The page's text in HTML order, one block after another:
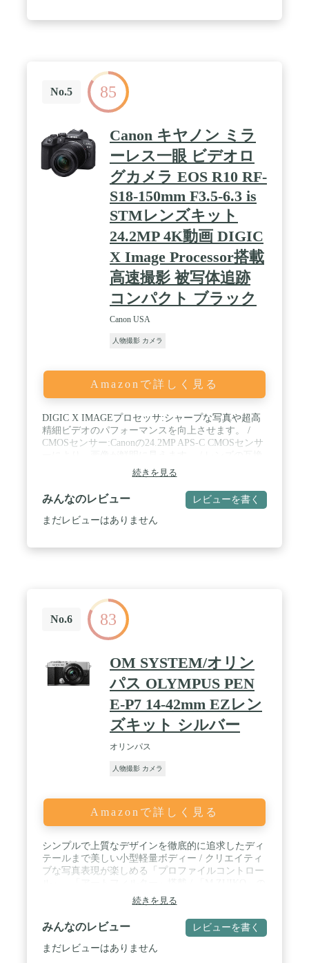
No.5 85
Canon キヤノン ミラ
ーレス一眼 ビデオロ
グカメラ EOS R10 RF-
S18-150mm F3.5-6.3 is
STMレンズキット
24.2MP 4K動画 DIGIC
X Image Processor搭載
高速撮影 被写体追跡
コンパクト ブラック
Canon USA
人物撮影 カメラ
Amazonで詳しく見る
DIGIC X IMAGEプロセッサ:シャープな写真や超高
精細ビデオのパフォーマンスを向上させます。 /
CMOSセンサー:Canonの24.2MP APS-C CMOSセンサ
性:Canon RF-S/RFレンズ(またはマウントアダプター
EF-EOS R (1)を使用したEF/EF-Sレンズと組み合わ
せると、素晴らしい結果が得られます。 / 高速連続
撮影:最大15fpsのメカニカルシャッタースピード
で、このカメラは動きの速い被写体の鮮明な画像を
PD-Eにより、カメラ内に置いたままバッテリーを簡
単に充電できます。 / 鮮やかなLEDスクリーン:汚れ
防止コーティングされたLCDスクリーンにより、画
像をはっきりと見ることができ、ショットプランニ
ングを改善します。 / コンパクトで軽量: EOS R10カ
メラは、快適でしっかりとしたグリップで扱いやす
いように作られています。さらに、軽量でコンパク
トなサイズで、カメラバッグに便利に収まり、あら
ゆる冒険に持っていくことができます。 / 商品内
容:EOS R10カメラ本体、ストラップER-EOSR10、
バッテリー充電器LC-E17、バッテリーパックLP-
E17、バッテリーパックカバー、RF-S18-150mm
F3.5-6.3 IS STMレンズ、レンズキャップE-55、レン
ズダストキャップRF、シューズカバー
続きを見る
みんなのレビュー レビューを書く
まだレビューはありません
No.6 83
OM SYSTEM/オリン
パス OLYMPUS PEN
E-P7 14-42mm EZレン
ズキット シルバー
オリンパス
人物撮影 カメラ
Amazonで詳しく見る
シンプルで上質なデザインを徹底的に追求したディ
テールまで美しい小型軽量ボディー / クリエイティ
ブな写真表現が楽しめる「プロファイルコントロー
描写力を生かすLive MOSセンサーと画像処理エンジ
ン、ボディー内5軸手ぶれ補正 / 原産国:ベトナム
続きを見る
みんなのレビュー レビューを書く
まだレビューはありません